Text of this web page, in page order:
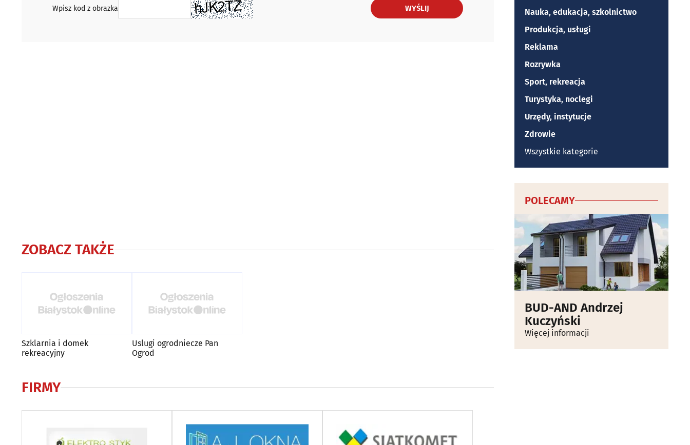
Wpisz kod z obrazka WYŚLIJ
ZOBACZ TAKŻE
Szklarnia i domek
rekreacyjny
Uslugi ogrodniecze Pan
Ogrod
FIRMY
Nauka, edukacja, szkolnictwo
Produkcja, usługi
Reklama
Rozrywka
Sport, rekreacja
Turystyka, noclegi
Urzędy, instytucje
Zdrowie
Wszystkie kategorie
POLECAMY
BUD-AND Andrzej
Kuczyński
Więcej informacji